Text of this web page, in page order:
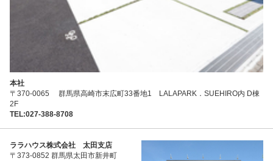
本社
〒370-0065 群馬県高崎市末広町33番地1 LALAPARK．SUEHIRO内 D棟
2F
TEL:027-388-8708
ララハウス株式会社 太田支店
〒373-0852 群馬県太田市新井町